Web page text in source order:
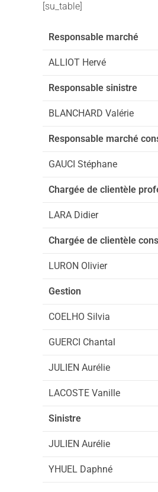
[su_table]
Responsable marché
ALLIOT Hervé
Responsable sinistre
BLANCHARD Valérie
Responsable marché
GAUCI Stéphane
Chargée de clientèle
LARA Didier
Chargée de clientèle
LURON Olivier
Gestion
COELHO Silvia
GUERCI Chantal
JULIEN Aurélie
LACOSTE Vanille
Sinistre
JULIEN Aurélie
YHUEL Daphné